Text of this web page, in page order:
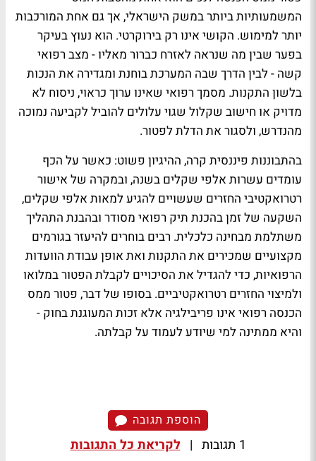
המשמעותיות ביותר במשק הישראלי, אך גם אחת המורכבות
יותר למימוש. הקושי אינו רק בירוקרטי. הוא נעוץ בעיקר
בפער שבין מה שנראה לאזרח כברור מאליו - מצב רפואי
קשה - לבין הדרך שבה המערכת בוחנת ומגדירה את הנכות
בלשון התקנות. מסמך רפואי שאינו ערוך כראוי, ניסוח לא
מדויק או חישוב שקלול שגוי עלולים להוביל לקביעה נמוכה
מהנדרש, ולסגור את הדלת לפטור.
בהתבוננות פיננסית קרה, ההיגיון פשוט: כאשר על הכף
עומדים עשרות אלפי שקלים בשנה, ובמקרה של אישור
רטרואקטיבי החזרים שעשויים להגיע למאות אלפי שקלים,
השקעה של זמן בהכנת תיק רפואי מסודר ובהבנת התהליך
משתלמת מבחינה כלכלית. רבים בוחרים להיעזר בגורמים
מקצועיים שמכירים את התקנות ואת אופן עבודת הוועדות
הרפואיות, כדי להגדיל את הסיכויים לקבלת הפטור במלואו
ולמיצוי החזרים רטרואקטיביים. בסופו של דבר, פטור ממס
הכנסה רפואי אינו פריבילגיה אלא זכות המעוגנת בחוק -
והיא ממתינה למי שיודע לעמוד על קבלתה.
הוספת תגובה
1 תגובות | לקריאת כל התגובות